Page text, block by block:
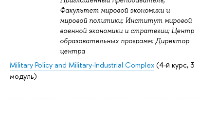
Факультет мировой экономики и
мировой политики; Институт мировой
военной экономики и стратегии; Центр
образовательных программ: Директор
центра
Military Policy and Military-Industrial Complex(4-й курс, 3
модуль)